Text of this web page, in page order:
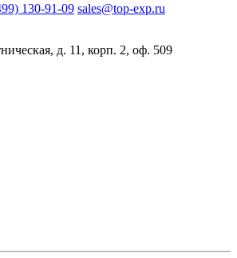
130-91-09 sales@top-exp.ru
д. 11, корп. 2, оф. 509